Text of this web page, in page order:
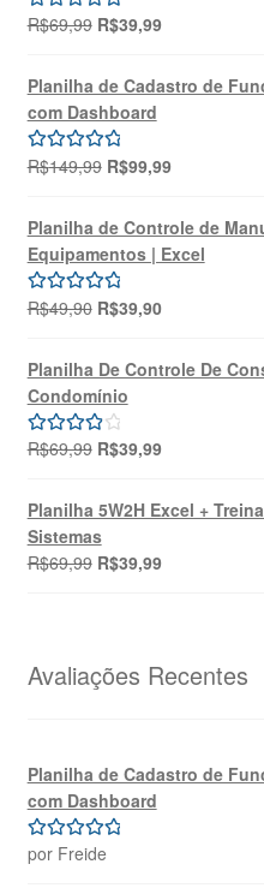
Avaliação
R$69,99 O
original
era:
R$69,99.
R$39,99O
atual
é:
Planilha de Cadastro de
com Dashboard
Avaliação
R$149,99 O
original
era:
R$149,99.
R$99,99O
atual
é:
R$99,99.
Planilha de Controle de
Equipamentos | Excel
Avaliação
R$49,90 O
original
era:
R$49,90.
R$39,90O
atual
é:
Planilha De Controle De
Condomínio
Avaliação
R$69,99 O
original
era:
R$69,99.
R$39,99O
atual
é:
R$39,99.
Planilha 5W2H Excel +
Sistemas
R$69,99 O
R$69,99.
R$39,99O
R$39,99.
Avaliações Recentes
Planilha de Cadastro de
com Dashboard
Avaliação5
por Freide